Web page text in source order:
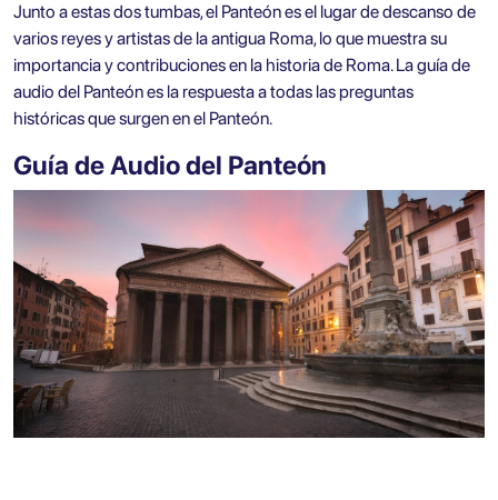
Junto a estas dos tumbas, el Panteón es el lugar de descanso de
varios reyes y artistas de la antigua Roma, lo que muestra su
importancia y contribuciones en la historia de Roma. La guía de
audio del Panteón es la respuesta a todas las preguntas
históricas que surgen en el Panteón.
Guía de Audio del Panteón